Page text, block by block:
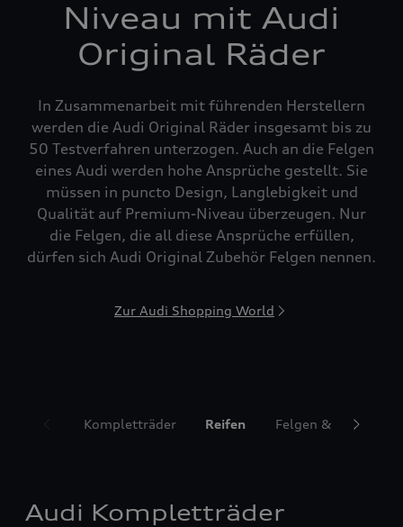
Niveau mit Audi
Original Räder
In Zusammenarbeit mit führenden Herstellern
werden die Audi Original Räder insgesamt bis zu
50 Testverfahren unterzogen. Auch an die Felgen
eines Audi werden hohe Ansprüche gestellt. Sie
müssen in puncto Design, Langlebigkeit und
Qualität auf Premium-Niveau überzeugen. Nur
die Felgen, die all diese Ansprüche erfüllen,
dürfen sich Audi Original Zubehör Felgen nennen.
Zur Audi Shopping World
Kompletträder Reifen Felgen &
Audi Kompletträder